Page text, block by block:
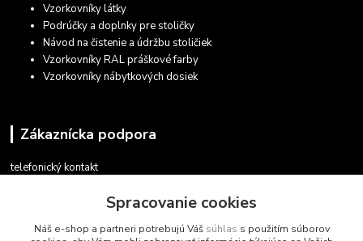
Vzorkovníky látky
Podrúčky a doplnky pre stoličky
Návod na čistenie a údržbu stoličiek
Vzorkovníky RAL práškové farby
Vzorkovníky nábytkových dosiek
Zákaznícka podpora
telefonický kontakt
v pracovných dňoch 08.30 - 16.00
obchod@marketsk.sk
Spracovanie cookies
Náš e-shop a partneri potrebujú Váš súhlas s použitím súborov